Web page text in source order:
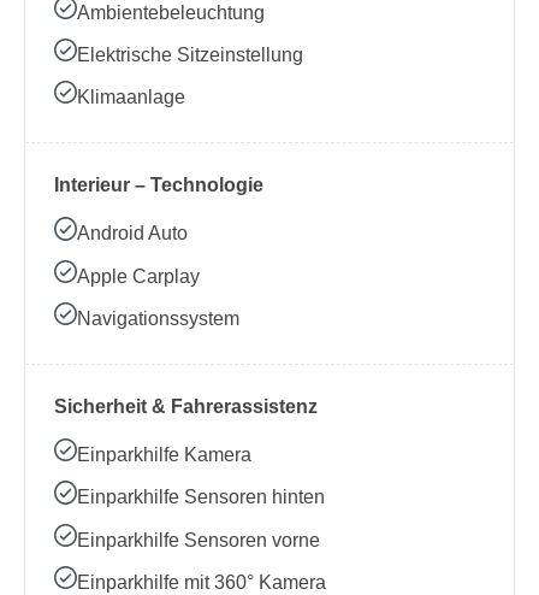
Ambientebeleuchtung
Elektrische Sitzeinstellung
Klimaanlage
Interieur – Technologie
Android Auto
Apple Carplay
Navigationssystem
Sicherheit & Fahrerassistenz
Einparkhilfe Kamera
Einparkhilfe Sensoren hinten
Einparkhilfe Sensoren vorne
Einparkhilfe mit 360° Kamera